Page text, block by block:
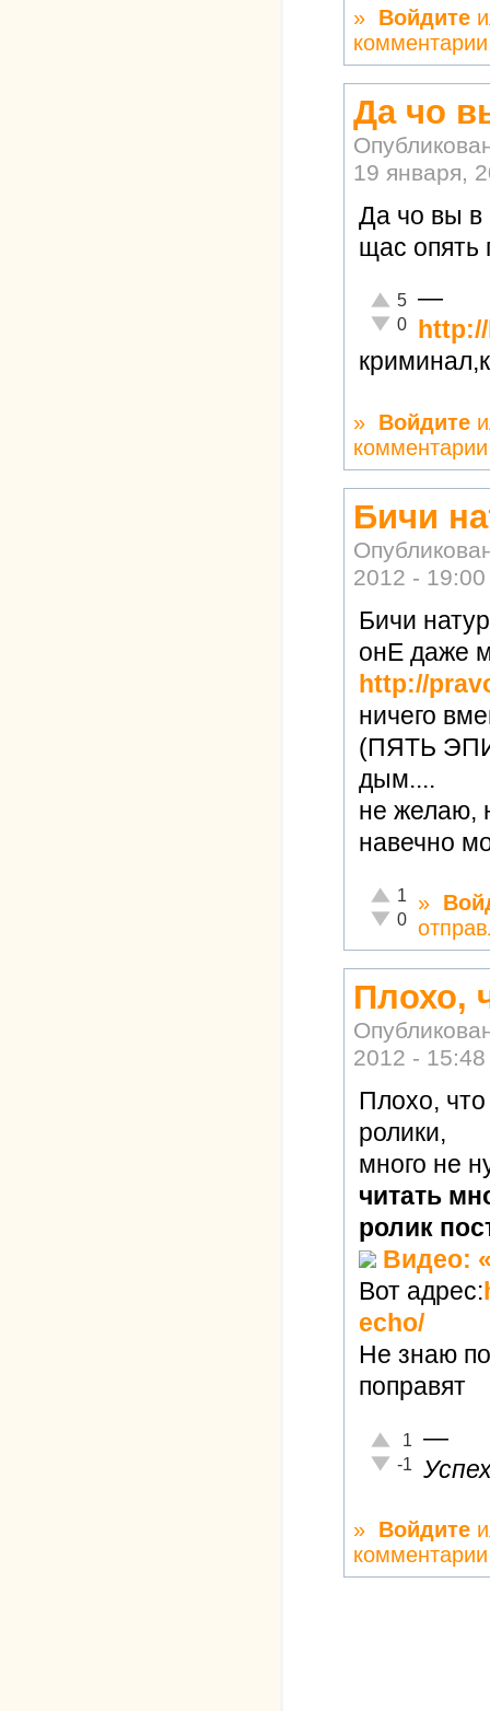
» Войдите
комментарии
Да чо
19 января,
Да чо вы в
щас опять
Отлично!
5
Неадекватно!
0
—
» Войдите
комментарии
Бичи
2012 - 19:00
Бичи
онЕ даже
http://
ничего
(ПЯТЬ
дым....
не желаю,
навечно
Отлично!
1
Неадекватно!
0
»
Плохо,
2012 - 15:48
Плохо,
ролики,
много не
читать
ролик
Видео:
Вот адрес:
echo/
Не знаю
поправят
Отлично!
1
Неадекватно!
-1
—
» Войдите
комментарии